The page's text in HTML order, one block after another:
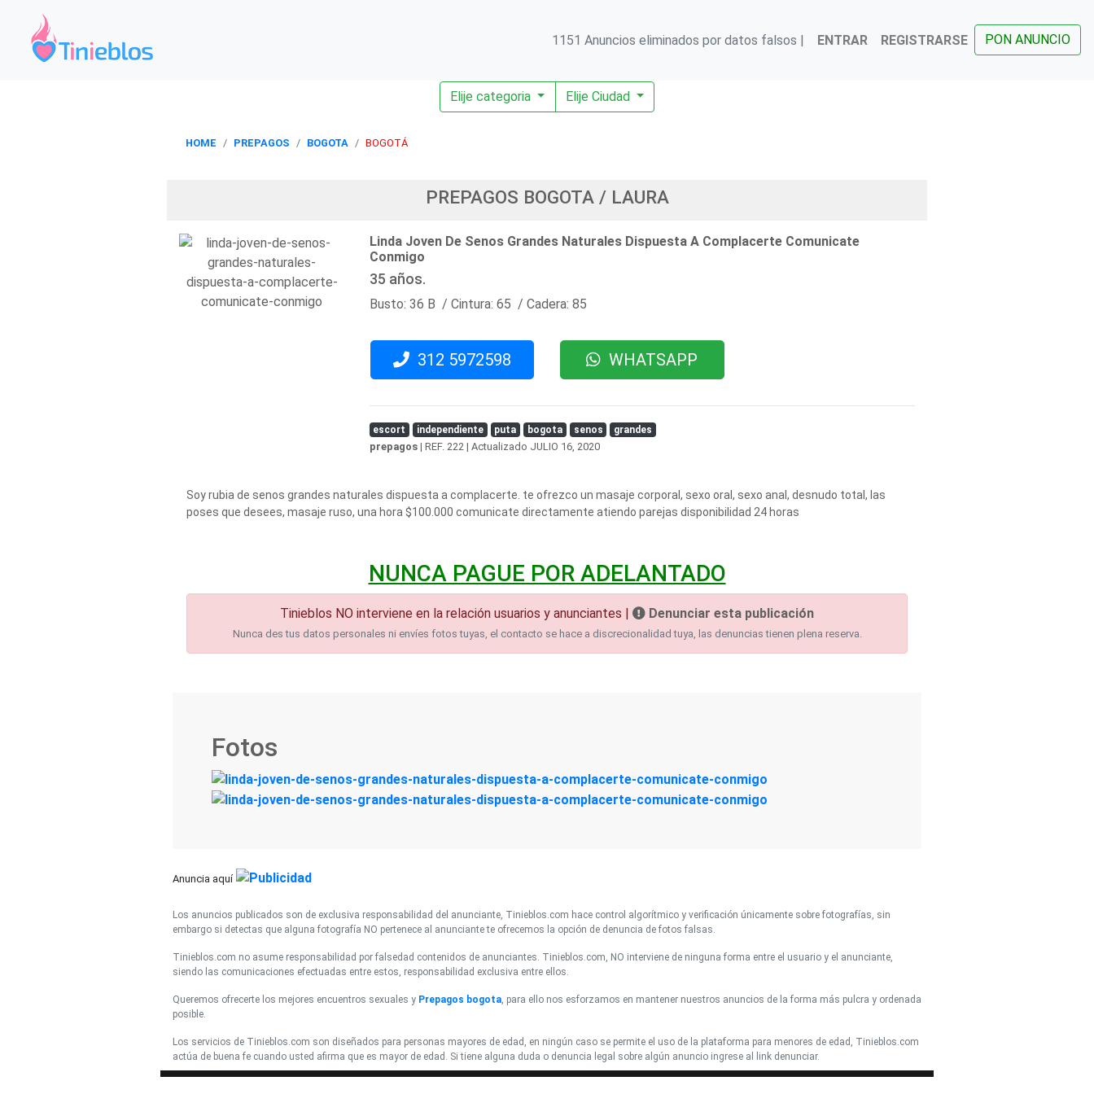
1151 Anuncios eliminados por datos falsos | ENTRAR REGISTRARSE PON ANUNCIO
Elije categoria Elije Ciudad
HOME PREPAGOS BOGOTA BOGOTÁ
PREPAGOS BOGOTA / LAURA
Linda Joven De Senos Grandes Naturales Dispuesta A Complacerte Comunicate
Conmigo
35 años.
Busto: 36 B / Cintura: 65 / Cadera: 85
312 5972598 WHATSAPP
escort independiente puta bogota senos grandes
prepagos| REF. 222 | Actualizado JULIO 16, 2020
Soy rubia de senos grandes naturales dispuesta a complacerte. te ofrezco un masaje corporal, sexo oral, sexo anal, desnudo total, las
poses que desees, masaje ruso, una hora $100.000 comunicate directamente atiendo parejas disponibilidad 24 horas
NUNCA PAGUE POR ADELANTADO
Tinieblos NO interviene en la relación usuarios y anunciantes | Denunciar esta publicación
Nunca des tus datos personales ni envíes fotos tuyas, el contacto se hace a discrecionalidad tuya, las denuncias tienen plena reserva.
Fotos
Anuncia aquí
Los anuncios publicados son de exclusiva responsabilidad del anunciante, Tinieblos.com hace control algorítmico y verificación únicamente sobre fotografías, sin
embargo si detectas que alguna fotografía NO pertenece al anunciante te ofrecemos la opción de denuncia de fotos falsas.
Tinieblos.com no asume responsabilidad por falsedad contenidos de anunciantes. Tinieblos.com, NO interviene de ninguna forma entre el usuario y el anunciante,
siendo las comunicaciones efectuadas entre estos, responsabilidad exclusiva entre ellos.
Queremos ofrecerte los mejores encuentros sexuales y Prepagos bogota, para ello nos esforzamos en mantener nuestros anuncios de la forma más pulcra y ordenada
posible.
Los servicios de Tinieblos.com son diseñados para personas mayores de edad, en ningún caso se permite el uso de la plataforma para menores de edad, Tinieblos.com
actúa de buena fe cuando usted afirma que es mayor de edad. Si tiene alguna duda o denuncia legal sobre algún anuncio ingrese al link denunciar.